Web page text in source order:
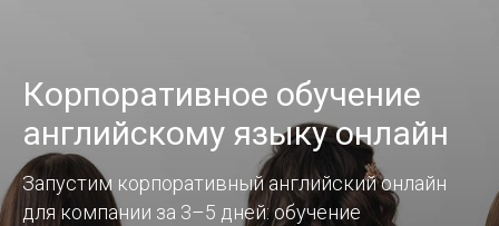
Корпоративное обучение
английскому языку онлайн
Запустим корпоративный английский онлайн
для компании за 3–5 дней: обучение